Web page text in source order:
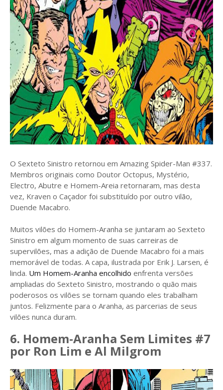
O Sexteto Sinistro retornou em Amazing Spider-Man #337.
Membros originais como Doutor Octopus, Mystério,
Electro, Abutre e Homem-Areia retornaram, mas desta
vez, Kraven o Caçador foi substituído por outro vilão,
Duende Macabro.
Muitos vilões do Homem-Aranha se juntaram ao Sexteto
Sinistro em algum momento de suas carreiras de
supervilões, mas a adição de Duende Macabro foi a mais
memorável de todas. A capa, ilustrada por Erik J. Larsen, é
linda. Um Homem-Aranha encolhido enfrenta versões
ampliadas do Sexteto Sinistro, mostrando o quão mais
poderosos os vilões se tornam quando eles trabalham
juntos. Felizmente para o Aranha, as parcerias de seus
vilões nunca duram.
6. Homem-Aranha Sem Limites #7
por Ron Lim e Al Milgrom